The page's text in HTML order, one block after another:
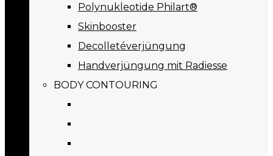
Polynukleotide Philart®
Skinbooster
Decolletéverjüngung
Handverjüngung mit Radiesse
BODY CONTOURING